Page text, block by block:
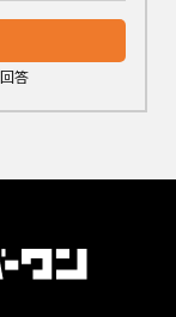
答